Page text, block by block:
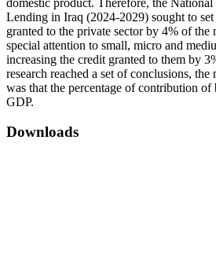
Lending in Iraq (2024-2029) sought to
granted to the private sector by 4% of
special attention to small, micro and
increasing the credit granted to them by
research reached a set of conclusions,
was that the percentage of contribution of
GDP.
Downloads